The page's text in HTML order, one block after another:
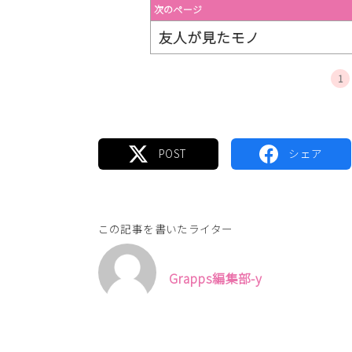
次のページ
友人が見たモノ
1
この記事を書いたライター
Grapps編集部-y